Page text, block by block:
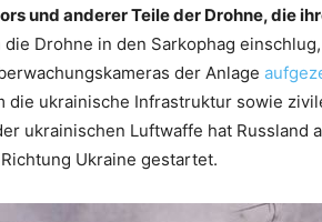
und anderer Teile der Drohne, die
die Drohne in den Sarkophag
der Anlage
die ukrainische Infrastruktur sowie
ukrainischen Luftwaffe hat Russland
Ukraine gestartet.